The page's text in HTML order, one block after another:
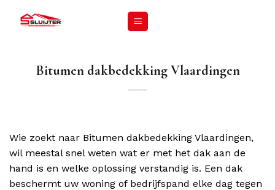
Bitumen dakbedekking Vlaardingen
Wie zoekt naar Bitumen dakbedekking Vlaardingen,
wil meestal snel weten wat er met het dak aan de
hand is en welke oplossing verstandig is. Een dak
beschermt uw woning of bedrijfspand elke dag tegen